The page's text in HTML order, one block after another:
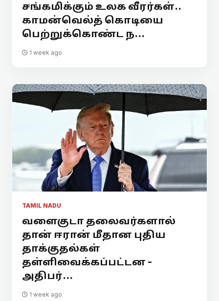
சங்கமிக்கும் உலக வீரர்கள்..
காமன்வெல்த் கொடியை
பெற்றுக்கொண்ட ந...
1 week ago
TAMIL NADU
வளைகுடா தலைவர்களால்
தான் ஈரான் மீதான புதிய
தாக்குதல்கள்
தள்ளிவைக்கப்பட்டன -
அதிபர்...
1 week ago